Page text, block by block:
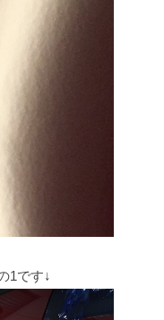
1です↓